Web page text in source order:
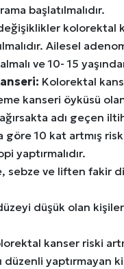
başlatılmalıdır.
kolorektal
Ailesel
ve 10- 15
Kolorektal
kanseri öyküsü
adı geçen
göre 10 kat artmış
yaptırmalıdır.
sebze ve liften fakir
düşük olan
kanser riski
düzenli yaptırmayan